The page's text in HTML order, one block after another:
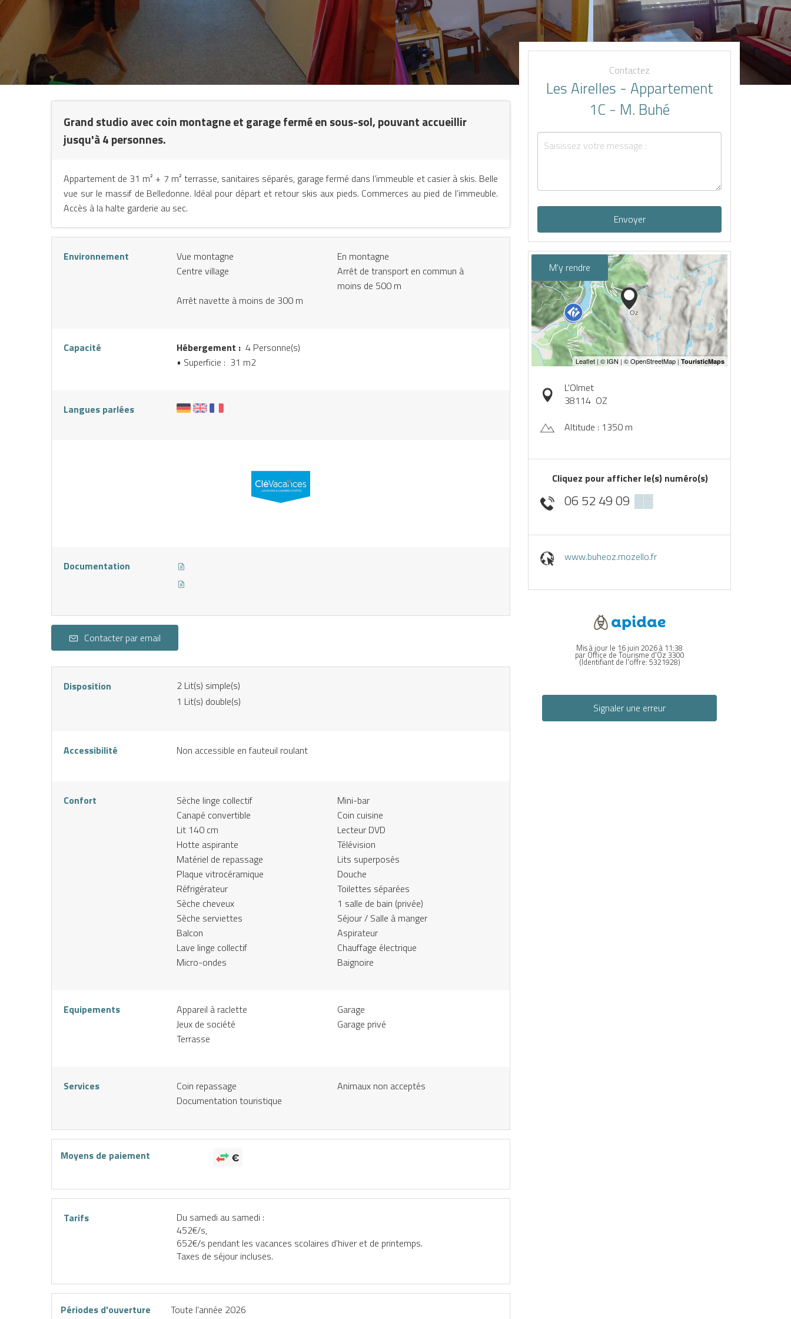
J’achète
Grand studio avec coin montagne et garage fermé en sous-sol, pouvant accueillir
jusqu'à 4 personnes.
Appartement de 31 m² + 7 m² terrasse, sanitaires séparés, garage fermé dans l’immeuble et casier à skis. Belle
vue sur le massif de Belledonne. Idéal pour départ et retour skis aux pieds. Commerces au pied de l’immeuble.
Accès à la halte garderie au sec.
Environnement Vue montagne
En montagne
Centre village
Arrêt de transport en commun à
moins de 500 m
Arrêt navette à moins de 300 m
Capacité Hébergement : 4 Personne(s)
• Superficie : 31 m2
Langues parlées
Documentation
Contacter par email
Disposition 2 Lit(s) simple(s)
1 Lit(s) double(s)
Accessibilité Non accessible en fauteuil roulant
Confort
Sèche linge collectif
Canapé convertible
Lit 140 cm
Hotte aspirante
Matériel de repassage
Plaque vitrocéramique
Réfrigérateur
Sèche cheveux
Sèche serviettes
Balcon
Lave linge collectif
Micro-ondes
Mini-bar
Coin cuisine
Lecteur DVD
Télévision
Lits superposés
Douche
Toilettes séparées
1 salle de bain (privée)
Séjour / Salle à manger
Aspirateur
Chauffage électrique
Baignoire
Equipements
Appareil à raclette
Jeux de société
Terrasse
Garage
Garage privé
Services
Coin repassage
Documentation touristique
Animaux non acceptés
Moyens de paiement
Tarifs
Du samedi au samedi :
452€/s,
652€/s pendant les vacances scolaires d'hiver et de printemps.
Taxes de séjour incluses.
Périodes d'ouverture
Toute l'année 2026
Contactez
Les Airelles - Appartement
1C - M. Buhé
Envoyer
M'y rendre
L'Olmet
38114 OZ
Altitude : 1350 m
Cliquez pour afficher le(s) numéro(s)
06 52 49 09 ▒▒
www.buheoz.mozello.fr
Mis à jour le 16 juin 2026 à 11:38
par Office de Tourisme d'Oz 3300
(Identifiant de l'offre: 5321928)
Signaler une erreur